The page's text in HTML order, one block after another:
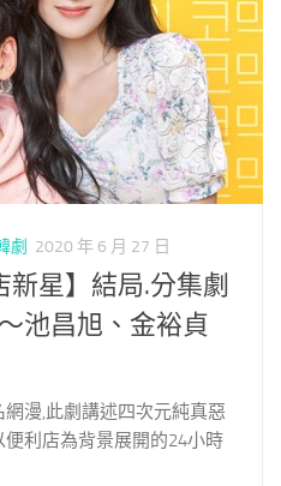
劇 2020 年 6 月 27 日
新星】結局.分集劇
池昌旭、金裕貞
漫,此劇講述四次元純真惡
利店為背景展開的24小時